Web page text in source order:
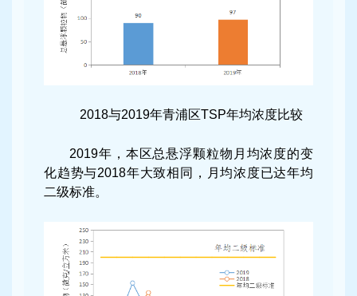
2018与2019年青浦区TSP年均浓度比较
2019年，本区总悬浮颗粒物月均浓度的变
化趋势与2018年大致相同，月均浓度已达年均
二级标准。